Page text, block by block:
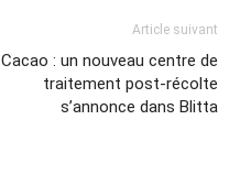
Article suivant
Cacao : un nouveau centre de
traitement post-récolte
s’annonce dans Blitta